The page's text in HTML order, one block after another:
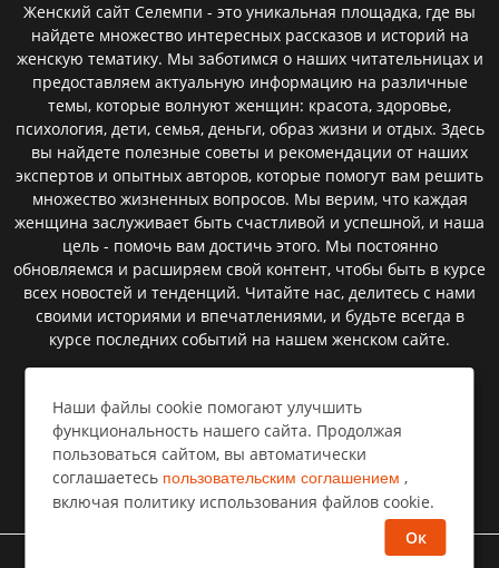
Женский сайт Селемпи - это уникальная площадка, где вы
найдете множество интересных рассказов и историй на
женскую тематику. Мы заботимся о наших читательницах и
предоставляем актуальную информацию на различные
темы, которые волнуют женщин: красота, здоровье,
психология, дети, семья, деньги, образ жизни и отдых. Здесь
вы найдете полезные советы и рекомендации от наших
экспертов и опытных авторов, которые помогут вам решить
множество жизненных вопросов. Мы верим, что каждая
женщина заслуживает быть счастливой и успешной, и наша
цель - помочь вам достичь этого. Мы постоянно
обновляемся и расширяем свой контент, чтобы быть в курсе
всех новостей и тенденций. Читайте нас, делитесь с нами
своими историями и впечатлениями, и будьте всегда в
курсе последних событий на нашем женском сайте.
Пользовательское соглашение
Политика конфиденциальности
Правообладателям⁣
Наши файлы cookie помогают улучшить
функциональность нашего сайта. Продолжая
пользоваться сайтом, вы автоматически
соглашаетесь пользовательским соглашением ,
включая политику использования файлов cookie.
Ок